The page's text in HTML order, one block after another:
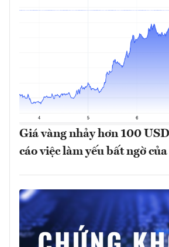
Giá vàng nhảy hơn 100
cáo việc làm yếu bất ngờ